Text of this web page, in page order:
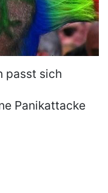
passt sich
Panikattacke